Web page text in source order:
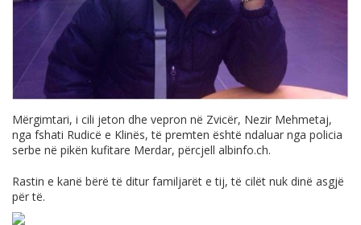
Mërgimtari, i cili jeton dhe vepron në Zvicër, Nezir Mehmetaj,
nga fshati Rudicë e Klinës, të premten është ndaluar nga policia
serbe në pikën kufitare Merdar, përcjell albinfo.ch.
Rastin e kanë bërë të ditur familjarët e tij, të cilët nuk dinë asgjë
për të.